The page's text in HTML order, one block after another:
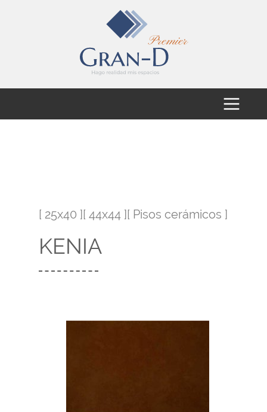
[ 25x40 ][ 44x44 ][ Pisos cerámicos ]
KENIA